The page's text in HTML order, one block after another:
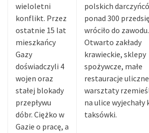
wieloletni
konflikt. Przez
ostatnie 15 lat
mieszkańcy
Gazy
doświadczyli 4
wojen oraz
stałej blokady
przepływu
dóbr. Ciężko w
Gazie o pracę, a
polskich
ponad 300
wróciło do zawodu.
Otwarto zakłady
krawieckie, sklepy
spożywcze, małe
restauracje
warsztaty
na ulice wyjechały
taksówki.